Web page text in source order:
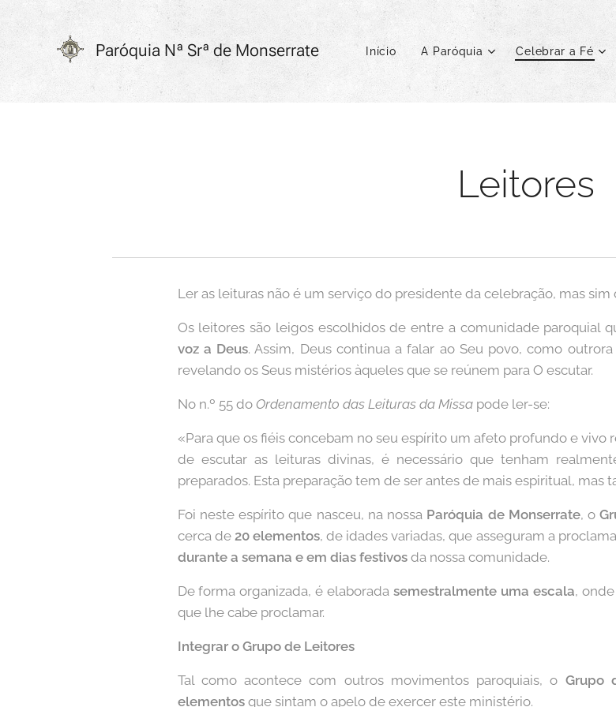
Paróquia Nª Srª de Monserrate Início A Paróquia Celebrar a Fé
Leitores
Ler as leituras não é um serviço do presidente da celebração, mas
Os leitores são leigos escolhidos de entre a comunidade paroquial
voz a Deus. Assim, Deus continua a falar ao Seu povo, como
revelando os Seus mistérios àqueles que se reúnem para O escutar.
No n.º 55 do Ordenamento das Leituras da Missapode ler-se:
«Para que os fiéis concebam no seu espírito um afeto profundo e vivo
de escutar as leituras divinas, é necessário que tenham
preparados. Esta preparação tem de ser antes de mais espiritual, mas
Foi neste espírito que nasceu, na nossa Paróquia de Monserrate, o
cerca de 20 elementos, de idades variadas, que asseguram a
durante a semana e em dias festivosda nossa comunidade.
De forma organizada, é elaboradasemestralmente uma escala,
que lhe cabe proclamar.
Integrar o Grupo de Leitores
Tal como acontece com outros movimentos paroquiais, o Grupo
elementosque sintam o apelo de exercer este ministério.